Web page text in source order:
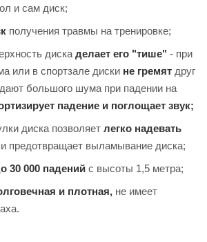
и сам диск;
получения травмы на тренировке;
диска делает его "тише" - при
или в спортзале диски не гремят друг
большого шума при падении на
падение и поглощает звук;
диска позволяет легко надевать
предотвращает выламывание диска;
30 000 падений с высоты 1,5 метра;
и плотная, не имеет